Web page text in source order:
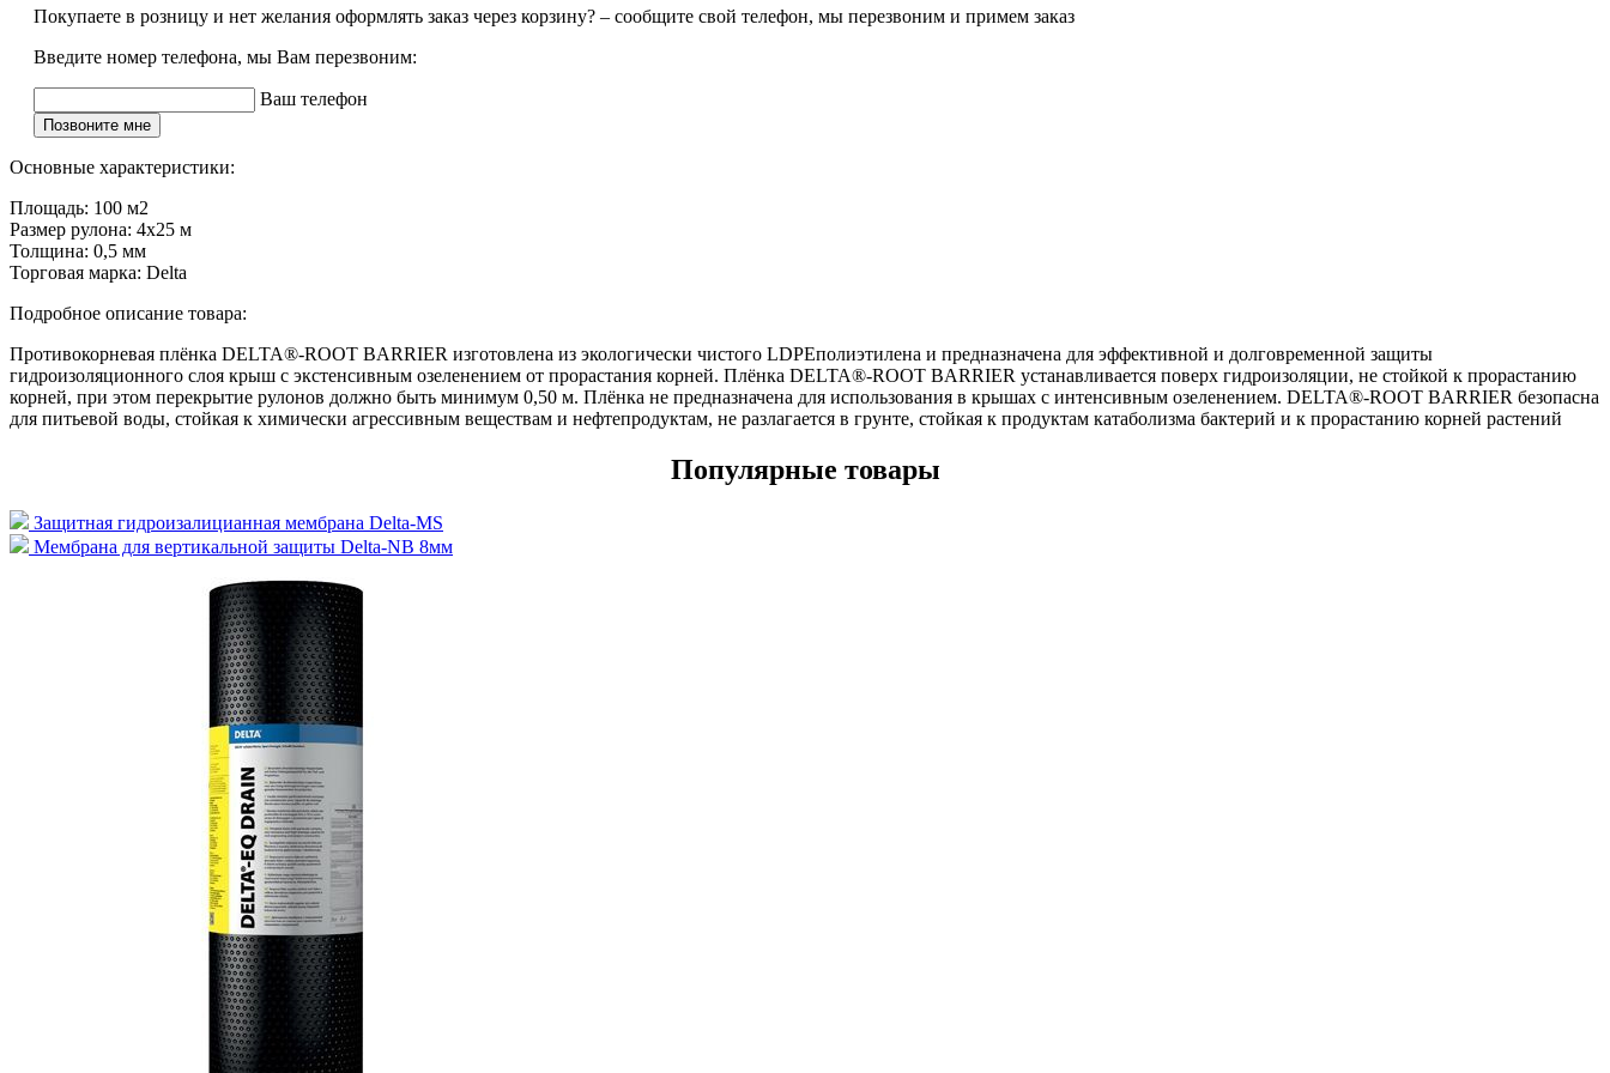
Покупаете в розницу и нет желания оформлять заказ через корзину? – сообщите свой телефон, мы перезвоним и примем заказ
Введите номер телефона, мы Вам перезвоним:
Ваш телефон
Позвоните мне
Основные характеристики:
Площадь: 100 м2
Размер рулона: 4х25 м
Толщина: 0,5 мм
Торговая марка: Delta
Подробное описание товара:
Противокорневая плёнка DELTA®-ROOT BARRIER изготовлена из экологически чистого LDPEполиэтилена и предназначена для эффективной и долговременной защиты
гидроизоляционного слоя крыш с экстенсивным озеленением от прорастания корней. Плёнка DELTA®-ROOT BARRIER устанавливается поверх гидроизоляции, не стойкой к прорастанию
корней, при этом перекрытие рулонов должно быть минимум 0,50 м. Плёнка не предназначена для использования в крышах с интенсивным озеленением. DELTA®-ROOT BARRIER безопасна
для питьевой воды, стойкая к химически агрессивным веществам и нефтепродуктам, не разлагается в грунте, стойкая к продуктам катаболизма бактерий и к прорастанию корней растений
Популярные товары
Защитная гидроизалицианная мембрана Delta-MS
Мембрана для вертикальной защиты Delta-NB 8мм